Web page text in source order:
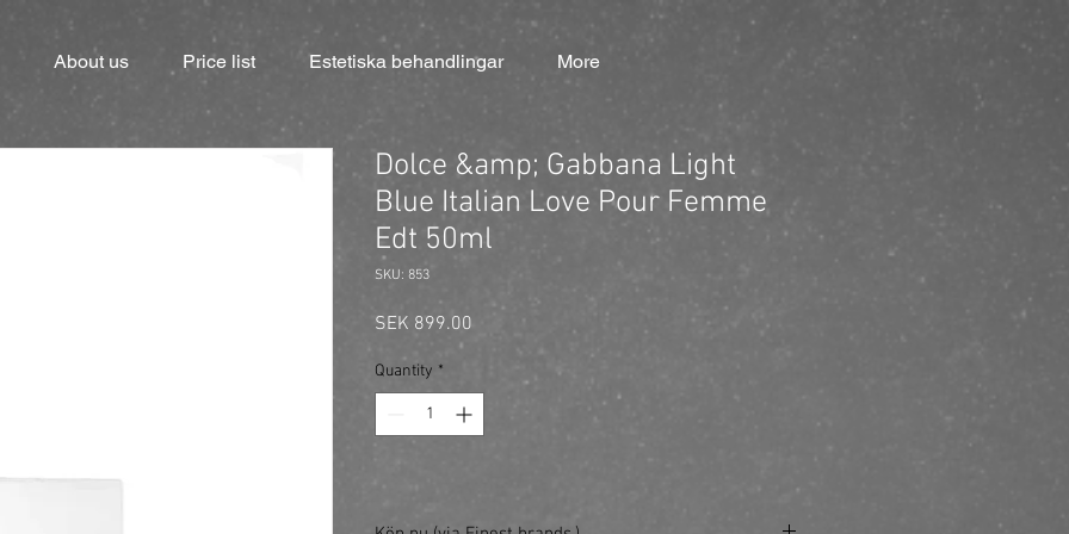
About us Price list Estetiska behandlingar More
Dolce &amp; Gabbana Light
Blue Italian Love Pour Femme
Edt 50ml
SKU: 853
SEK 899.00
Quantity *